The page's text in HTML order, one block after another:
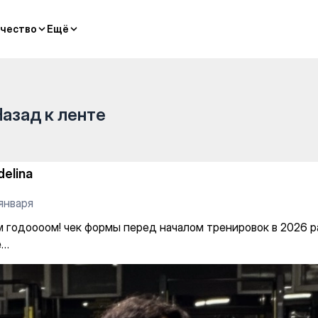
Ещё
Ещё
к ленте
годоооом! чек формы перед началом тренировок в 2026